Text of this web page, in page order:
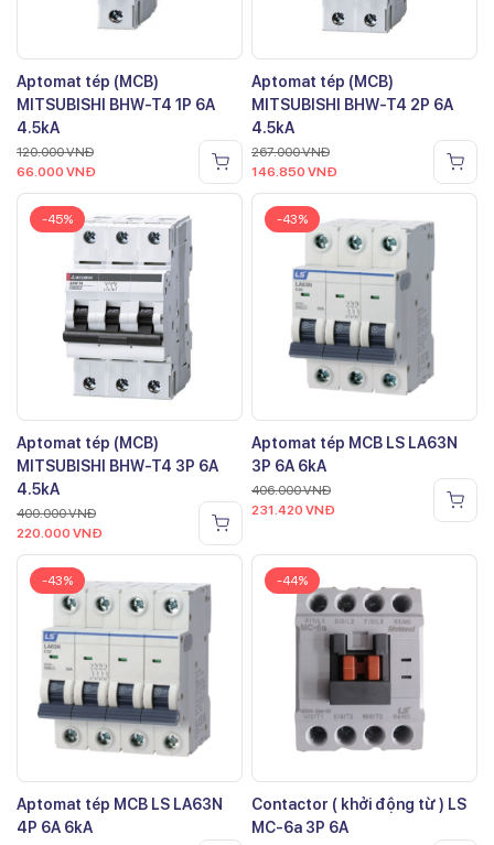
Aptomat tép (MCB)
MITSUBISHI BHW-T4 1P 6A
4.5kA
120.000VNĐ
66.000 VNĐ
Aptomat tép (MCB)
MITSUBISHI BHW-T4 2P 6A
4.5kA
267.000VNĐ
146.850 VNĐ
-45%
Aptomat tép (MCB)
MITSUBISHI BHW-T4 3P 6A
4.5kA
400.000VNĐ
220.000 VNĐ
-43%
Aptomat tép MCB LS LA63N
3P 6A 6kA
406.000VNĐ
231.420 VNĐ
-43%
Aptomat tép MCB LS LA63N
4P 6A 6kA
-44%
Contactor ( khởi động từ ) LS
MC-6a 3P 6A